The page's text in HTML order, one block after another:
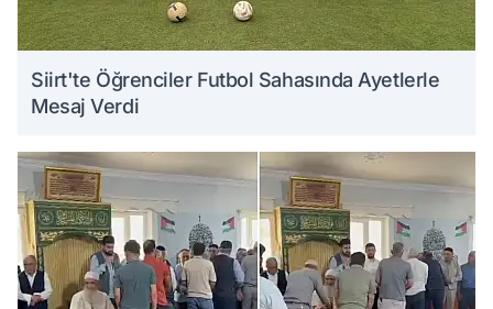
Siirt'te Öğrenciler Futbol Sahasında Ayetlerle
Mesaj Verdi